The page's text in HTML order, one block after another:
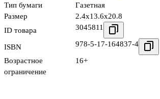
Тип бумаги
Газетная
Размер
2.4x13.6x20.8
ID товара
3045811
ISBN 978-5-17-164837-4
Возрастное
ограничение
16+